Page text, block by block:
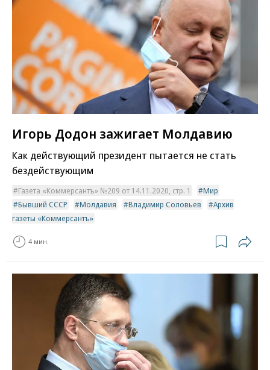
Игорь Додон зажигает Молдавию
Как действующий президент пытается не стать
бездействующим
Газета «Коммерсантъ» №209 от 14.11.2020, стр. 1
Мир
Бывший СССР
Молдавия Владимир Соловьев
Архив
газеты «Коммерсантъ»
4 мин.